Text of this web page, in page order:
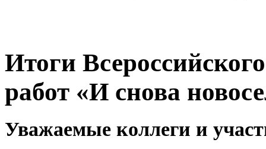
Итоги
работ «И снова
Уважаемые коллеги и